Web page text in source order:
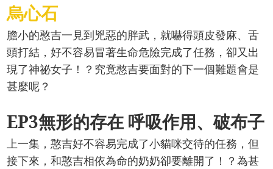
烏心石
膽小的憨吉一見到兇惡的胖武，就嚇得頭皮發麻、舌
頭打結，好不容易冒著生命危險完成了任務，卻又出
現了神祕女子！？究竟憨吉要面對的下一個難題會是
甚麼呢？
EP3無形的存在 呼吸作用、破布子
上一集，憨吉好不容易完成了小貓咪交待的任務，但
接下來，和憨吉相依為命的奶奶卻要離開了！？為甚